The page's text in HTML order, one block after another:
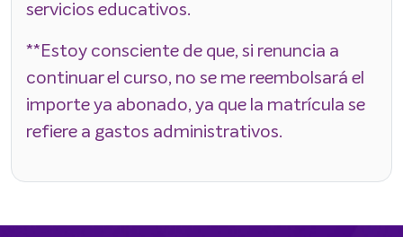
servicios educativos.
**Estoy consciente de que, si renuncia a
continuar el curso, no se me reembolsará el
importe ya abonado, ya que la matrícula se
refiere a gastos administrativos.